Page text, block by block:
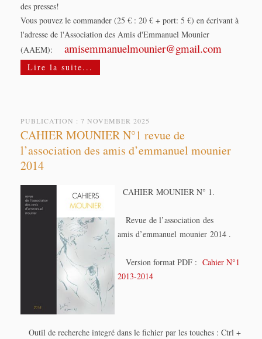
des presses!
Vous pouvez le commander (25 € : 20 € + port: 5 €) en écrivant à
l'adresse de l'Association des Amis d'Emmanuel Mounier
(AAEM):
amisemmanuelmounier@gmail.com
Lire la suite...
PUBLICATION : 7 NOVEMBER 2025
CAHIER MOUNIER N°1 revue de
l’association des amis d’emmanuel mounier
2014
CAHIER MOUNIER N° 1.
Revue de l’association des
amis d’emmanuel mounier 2014 .
Version format PDF : Cahier N°1
2013-2014
Outil de recherche integré dans le fichier par les touches : Ctrl +